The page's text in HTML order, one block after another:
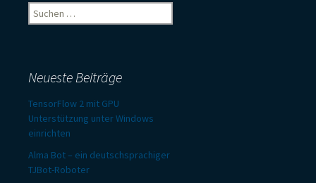
Suchen
nach:
Neueste Beiträge
TensorFlow 2 mit GPU
Unterstützung unter Windows
einrichten
Alma Bot – ein deutschsprachiger
TJBot-Roboter